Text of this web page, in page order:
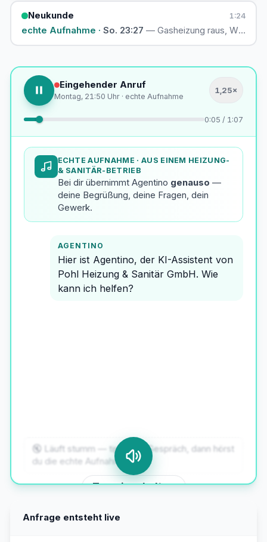
Neukunde 1:24
echte Aufnahme · So. 23:27 — Gasheizung raus,
Eingehender Anruf
Montag, 21:50 Uhr · echte Aufnahme
1,25×
0:08 / 1:07
ECHTE AUFNAHME · AUS EINEM HEIZUNG-
& SANITÄR-BETRIEB
Bei dir übernimmt Agentino genauso —
deine Begrüßung, deine Fragen, dein
Gewerk.
AGENTINO
Hier ist Agentino, der KI-Assistent von
Pohl Heizung & Sanitär GmbH. Wie
kann ich helfen?
Ton einschalten
🔇 Läuft stumm — tipp aufs Gespräch, dann hörst
du die echte Aufnahme.
Anfrage entsteht live